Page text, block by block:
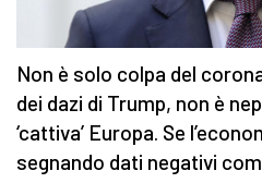
Non è solo colpa del
dei dazi di Trump, non è
‘cattiva’ Europa. Se
segnando dati negativi